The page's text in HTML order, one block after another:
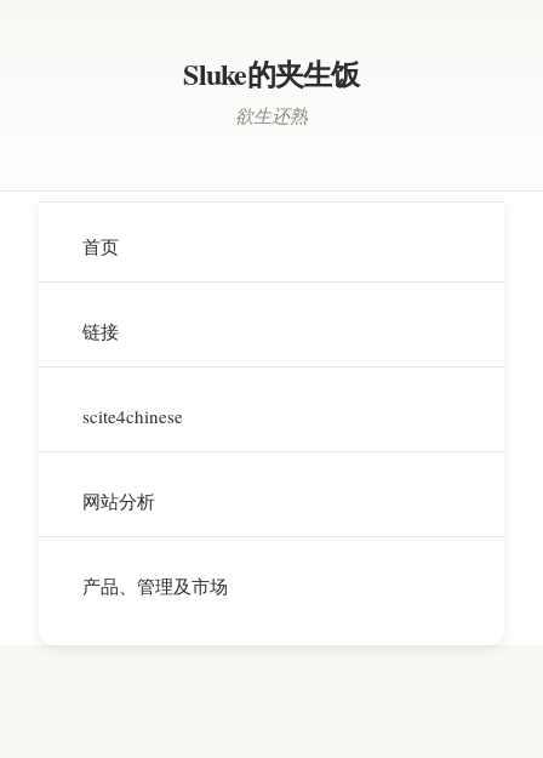
Sluke的夹生饭
欲生还熟
首页
链接
scite4chinese
网站分析
产品、管理及市场